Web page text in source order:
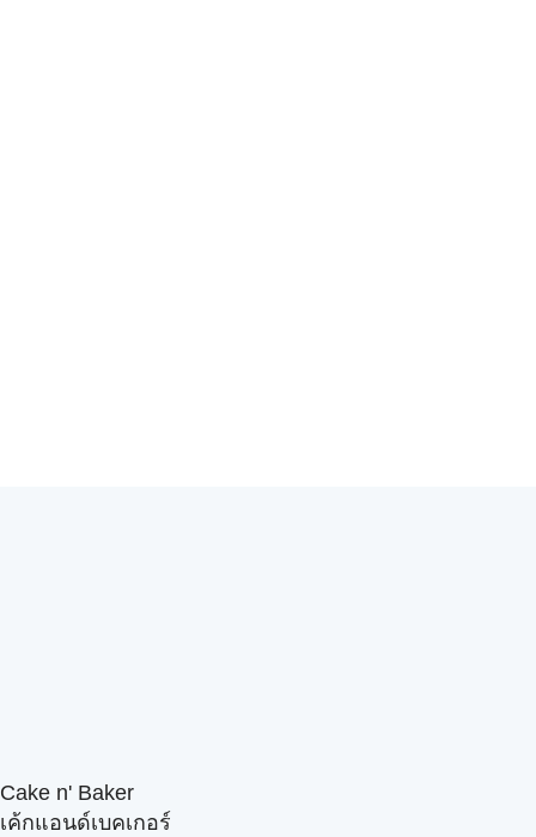
Cake n' Baker
เค้กแอนด์เบคเกอร์